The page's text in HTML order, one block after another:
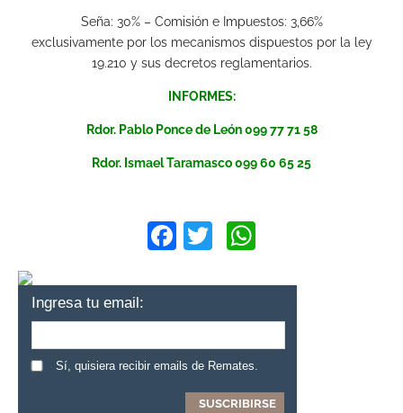
Seña: 30% – Comisión e Impuestos: 3,66%
exclusivamente por los mecanismos dispuestos por la ley
19.210 y sus decretos reglamentarios.
INFORMES:
Rdor. Pablo Ponce de León 099 77 71 58
Rdor. Ismael Taramasco 099 60 65 25
Facebook
Twitter
Ingresa tu email:
Sí, quisiera recibir emails de Remates.